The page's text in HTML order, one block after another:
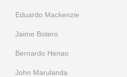
Eduardo Mackenzie
Jaime Botero
Bernardo Henao
John Marulanda